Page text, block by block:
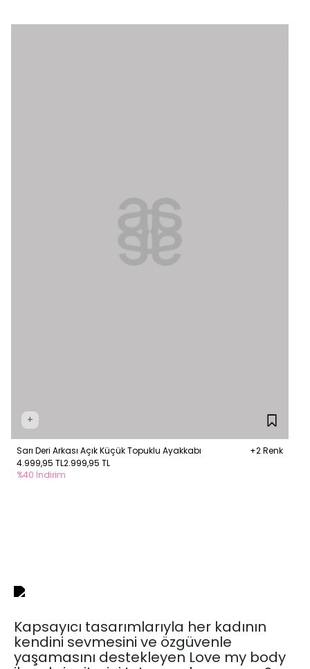
+
Sarı Deri Arkası Açık Küçük Topuklu Ayakkabı
+2 Renk
4.999,95 TL2.999,95 TL
%40 İndirim
Kapsayıcı tasarımlarıyla her kadının
kendini sevmesini ve özgüvenle
yaşamasını destekleyen Love my body